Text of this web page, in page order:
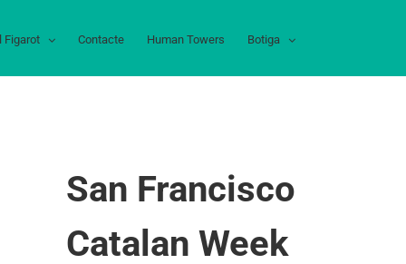
Figarot Contacte Human Towers Botiga
San Francisco
Catalan Week